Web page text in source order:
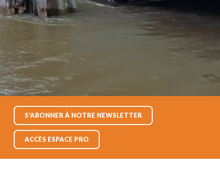
S'ABONNER À NOTRE NEWSLETTER
ACCÈS ESPACE PRO